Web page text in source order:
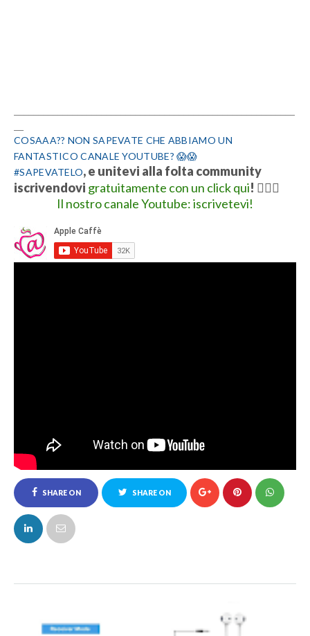
COSAAA?? NON SAPEVATE CHE ABBIAMO UN
FANTASTICO CANALE YOUTUBE? 😱😱
#SAPEVATELO, e unitevi alla folta community
iscrivendovi gratuitamente con un click qui! 👍🏻💋
Il nostro canale Youtube: iscrivetevi!
SHARE ON
FACEBOOK
SHARE ON